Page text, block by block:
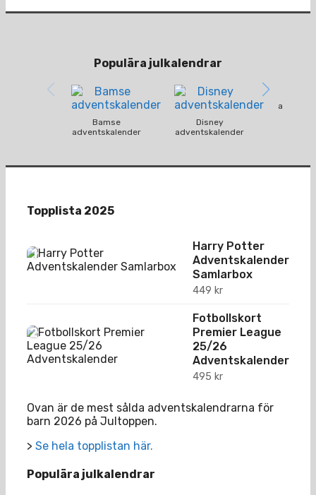
Populära julkalendrar
Bamse
adventskalender
Disney
adventskalender
Topplista 2025
1
Harry Potter
Adventskalender
Samlarbox
449 kr
2
Fotbollskort
Premier League
25/26
Adventskalender
495 kr
Ovan är de mest sålda adventskalendrarna för
barn 2026 på Jultoppen.
> Se hela topplistan här.
Populära julkalendrar